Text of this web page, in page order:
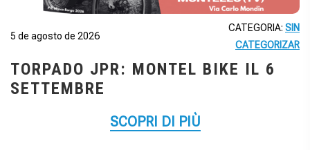
5 de agosto de 2026
CATEGORIA: SIN
CATEGORIZAR
TORPADO JPR: MONTEL BIKE IL 6
SETTEMBRE
SCOPRI DI PIÙ